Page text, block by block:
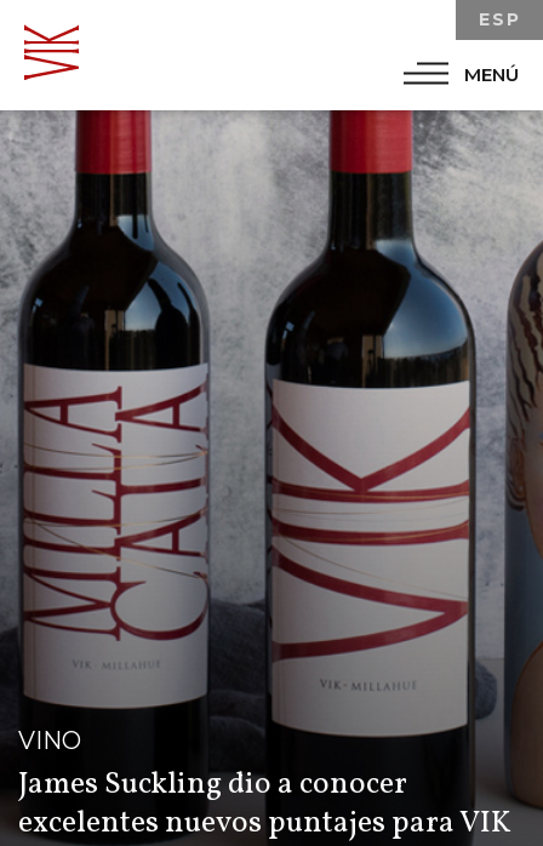
MENÚ
ESP
VINO
James Suckling dio a conocer
excelentes nuevos puntajes para VIK